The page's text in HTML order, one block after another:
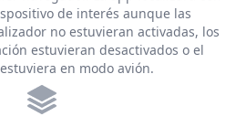
de interés aunque las
no estuvieran activadas, los
estuvieran desactivados o el
en modo avión.